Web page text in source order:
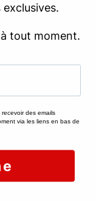
a apportéles
dans votre
décision
vous pouvez
ou bienme